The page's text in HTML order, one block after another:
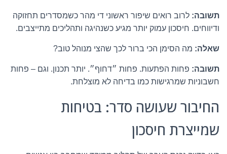
תשובה: לרוב רואים שיפור ראשוני די מהר כשמסדרים תחזוקה
ודיווחים. חיסכון עמוק יותר מגיע כשנהיגה ותהליכים מתייצבים.
שאלה: מה הסימן הכי ברור לכך שהצי מנוהל טוב?
תשובה: פחות הפתעות. פחות ״דחוף״. יותר תכנון. וגם – פחות
חשבוניות שמרגישות כמו בדיחה לא מוצלחת.
החיבור שעושה סדר: בטיחות
שמייצרת חיסכון